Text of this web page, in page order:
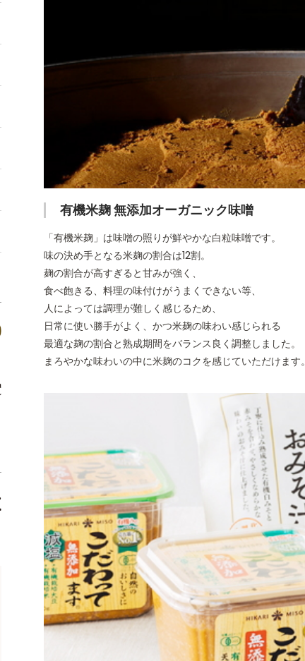
有機米麹 無添加オーガニック味噌
「有機米麹」は味噌の照りが鮮やかな白粒味噌です。
味の決め手となる米麹の割合は12割。
麹の割合が高すぎると甘みが強く、
食べ飽きる、料理の味付けがうまくできない等、
人によっては調理が難しく感じるため、
日常に使い勝手がよく、かつ米麹の味わい感じられる
最適な麹の割合と熟成期間をバランス良く調整しました。
まろやかな味わいの中に米麹のコクを感じていただけます。